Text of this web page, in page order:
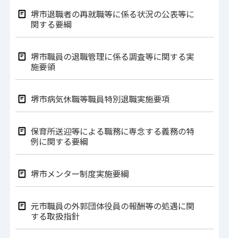
堺市退職者の再就職等に係る状況の公表等に
関する要綱
堺市職員の退職管理に係る調査等に関する実
施要領
堺市病気休職等職員特別退職実施要項
保育所送迎等による職務に専念する義務の特
例に関する要綱
堺市メンター制度実施要綱
元市職員の外郭団体役員の報酬等の処遇に関
する取扱指針